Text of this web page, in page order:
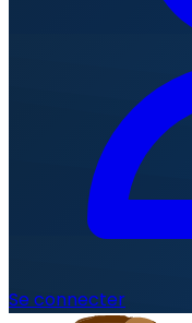
Se connecter